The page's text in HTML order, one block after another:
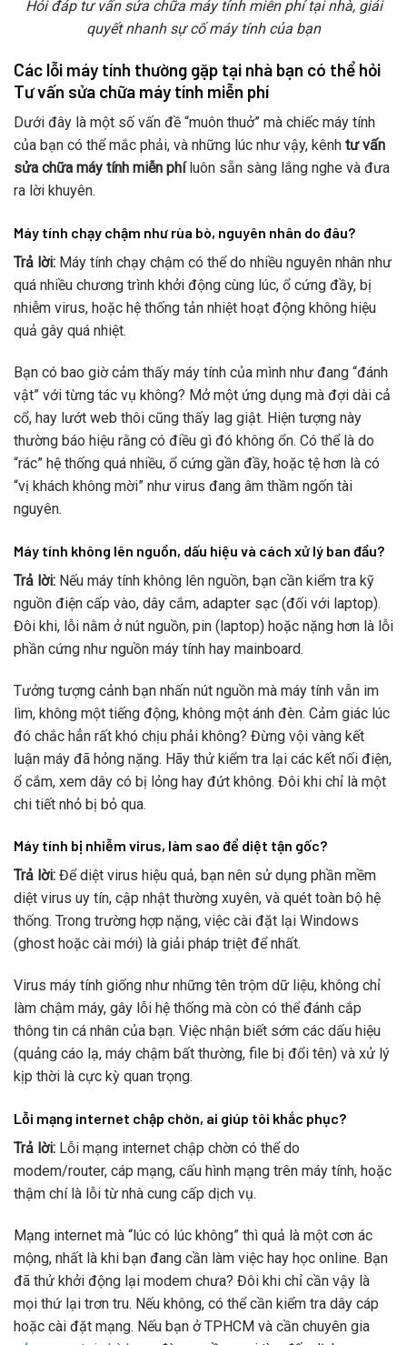
Hỏi đáp tư vấn sửa chữa máy tính miễn phí tại nhà, giải
quyết nhanh sự cố máy tính của bạn
Các lỗi máy tính thường gặp tại nhà bạn có thể hỏi
Tư vấn sửa chữa máy tính miễn phí
Dưới đây là một số vấn đề “muôn thuở” mà chiếc máy tính
của bạn có thể mắc phải, và những lúc như vậy, kênh tư vấn
sửa chữa máy tính miễn phíluôn sẵn sàng lắng nghe và đưa
ra lời khuyên.
Máy tính chạy chậm như rùa bò, nguyên nhân do đâu?
Trả lời: Máy tính chạy chậm có thể do nhiều nguyên nhân như
quá nhiều chương trình khởi động cùng lúc, ổ cứng đầy, bị
nhiễm virus, hoặc hệ thống tản nhiệt hoạt động không hiệu
quả gây quá nhiệt.
Bạn có bao giờ cảm thấy máy tính của mình như đang “đánh
vật” với từng tác vụ không? Mở một ứng dụng mà đợi dài cả
cổ, hay lướt web thôi cũng thấy lag giật. Hiện tượng này
thường báo hiệu rằng có điều gì đó không ổn. Có thể là do
“rác” hệ thống quá nhiều, ổ cứng gần đầy, hoặc tệ hơn là có
“vị khách không mời” như virus đang âm thầm ngốn tài
nguyên.
Máy tính không lên nguồn, dấu hiệu và cách xử lý ban đầu?
Trả lời: Nếu máy tính không lên nguồn, bạn cần kiểm tra kỹ
nguồn điện cấp vào, dây cắm, adapter sạc (đối với laptop).
Đôi khi, lỗi nằm ở nút nguồn, pin (laptop) hoặc nặng hơn là lỗi
phần cứng như nguồn máy tính hay mainboard.
Tưởng tượng cảnh bạn nhấn nút nguồn mà máy tính vẫn im
lìm, không một tiếng động, không một ánh đèn. Cảm giác lúc
đó chắc hẳn rất khó chịu phải không? Đừng vội vàng kết
luận máy đã hỏng nặng. Hãy thử kiểm tra lại các kết nối điện,
ổ cắm, xem dây có bị lỏng hay đứt không. Đôi khi chỉ là một
chi tiết nhỏ bị bỏ qua.
Máy tính bị nhiễm virus, làm sao để diệt tận gốc?
Trả lời: Để diệt virus hiệu quả, bạn nên sử dụng phần mềm
diệt virus uy tín, cập nhật thường xuyên, và quét toàn bộ hệ
thống. Trong trường hợp nặng, việc cài đặt lại Windows
(ghost hoặc cài mới) là giải pháp triệt để nhất.
Virus máy tính giống như những tên trộm dữ liệu, không chỉ
làm chậm máy, gây lỗi hệ thống mà còn có thể đánh cắp
thông tin cá nhân của bạn. Việc nhận biết sớm các dấu hiệu
(quảng cáo lạ, máy chậm bất thường, file bị đổi tên) và xử lý
kịp thời là cực kỳ quan trọng.
Lỗi mạng internet chập chờn, ai giúp tôi khắc phục?
Trả lời: Lỗi mạng internet chập chờn có thể do
modem/router, cáp mạng, cấu hình mạng trên máy tính, hoặc
thậm chí là lỗi từ nhà cung cấp dịch vụ.
Mạng internet mà “lúc có lúc không” thì quả là một cơn ác
mộng, nhất là khi bạn đang cần làm việc hay học online. Bạn
đã thử khởi động lại modem chưa? Đôi khi chỉ cần vậy là
mọi thứ lại trơn tru. Nếu không, có thể cần kiểm tra dây cáp
hoặc cài đặt mạng. Nếu bạn ở TPHCM và cần chuyên gia